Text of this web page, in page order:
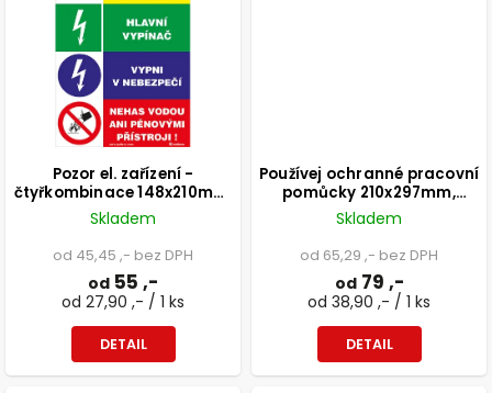
Pozor el. zařízení -
čtyřkombinace 148x210mm,
formát A5, samolepka
Skladem
od 45,45 ,- bez DPH
od 55 ,-
od 27,90 ,- / 1 ks
DETAIL
Používej ochranné pracovní
pomůcky 210x297mm,
formát A4, plastová
tabulka
Skladem
od 65,29 ,- bez DPH
od79 ,-
od 38,90 ,- / 1 ks
DETAIL